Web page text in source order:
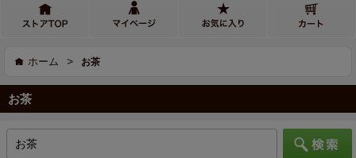
ホーム > お茶
お茶